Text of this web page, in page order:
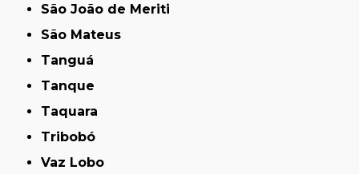
São João de Meriti
São Mateus
Tanguá
Tanque
Taquara
Tribobó
Vaz Lobo